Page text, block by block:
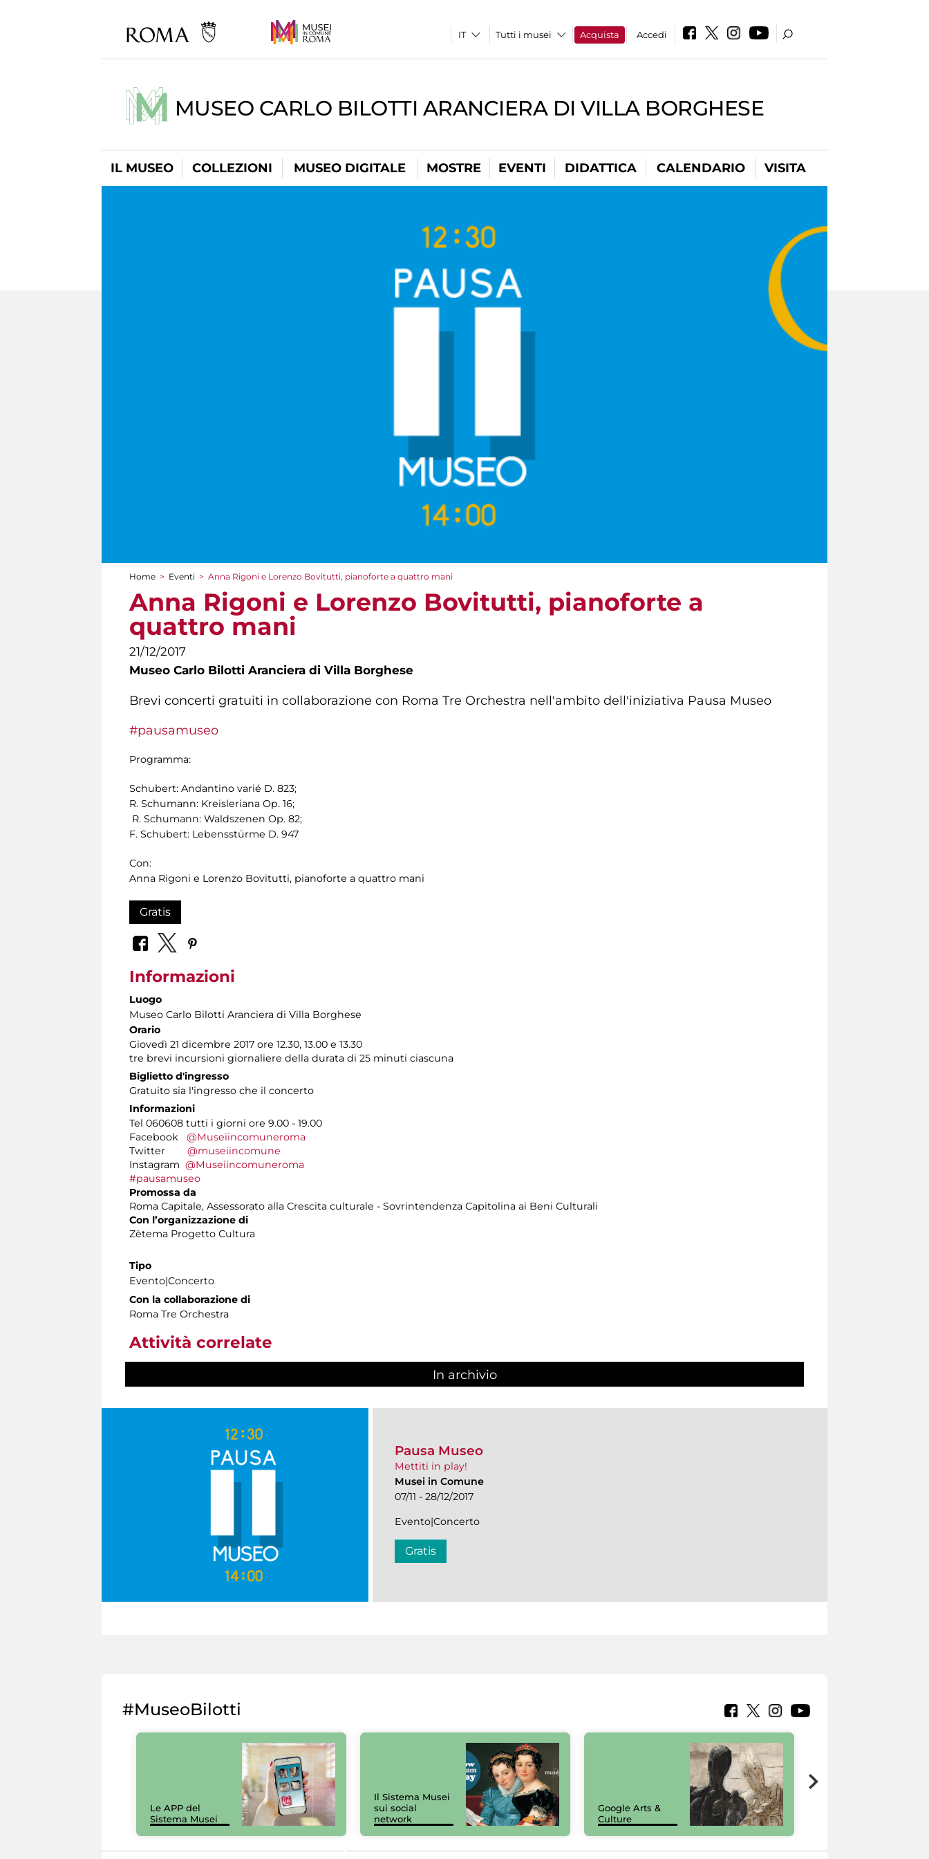
Tutti i musei Acquista Accedi
MUSEO CARLO BILOTTI ARANCIERA DI VILLA BORGHESE
IL MUSEO COLLEZIONI MUSEO DIGITALE MOSTRE EVENTI DIDATTICA CALENDARIO VISITA
Tu sei qui
Home > Eventi > Anna Rigoni e Lorenzo Bovitutti, pianoforte a quattro mani
Anna Rigoni e Lorenzo Bovitutti, pianoforte a
quattro mani
21/12/2017
Museo Carlo Bilotti Aranciera di Villa Borghese
Brevi concerti gratuiti in collaborazione con Roma Tre Orchestra nell'ambito dell'iniziativa Pausa Museo
#pausamuseo
Programma:
Schubert: Andantino varié D. 823;
R. Schumann: Kreisleriana Op. 16;
R. Schumann: Waldszenen Op. 82;
F. Schubert: Lebensstürme D. 947
Con:
Anna Rigoni e Lorenzo Bovitutti, pianoforte a quattro mani
Gratis
Informazioni
Luogo
Museo Carlo Bilotti Aranciera di Villa Borghese
Orario
Giovedì 21 dicembre 2017 ore 12.30, 13.00 e 13.30
tre brevi incursioni giornaliere della durata di 25 minuti ciascuna
Biglietto d'ingresso
Gratuito sia l'ingresso che il concerto
Informazioni
Tel 060608 tutti i giorni ore 9.00 - 19.00
Facebook @Museiincomuneroma
Twitter @museiincomune
Instagram @Museiincomuneroma
#pausamuseo
Promossa da
Roma Capitale, Assessorato alla Crescita culturale - Sovrintendenza Capitolina ai Beni Culturali
Con l’organizzazione di
Zètema Progetto Cultura
Tipo
Evento|Concerto
Con la collaborazione di
Roma Tre Orchestra
Attività correlate
In archivio
Pausa Museo
Mettiti in play!
Musei in Comune
07/11 - 28/12/2017
Evento|Concerto
Gratis
#MuseoBilotti
Le APP del
Sistema Musei
Il Sistema Musei
sui social
network
Google Arts &
Culture